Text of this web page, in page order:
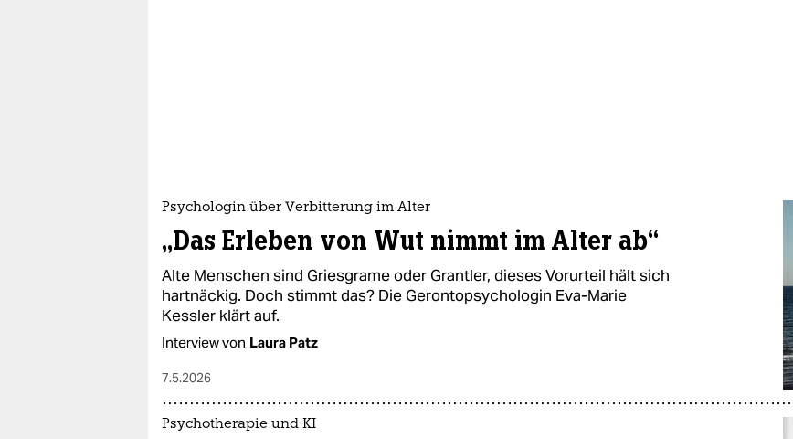
Psychologin über Verbitterung im Alter
„Das Erleben von Wut nimmt im Alter ab“
Alte Menschen sind Griesgrame oder Grantler, dieses Vorurteil hält sich
hartnäckig. Doch stimmt das? Die Gerontopsychologin Eva-Marie
Kessler klärt auf.
Interview von Laura Patz
7.5.2026
Psychotherapie und KI